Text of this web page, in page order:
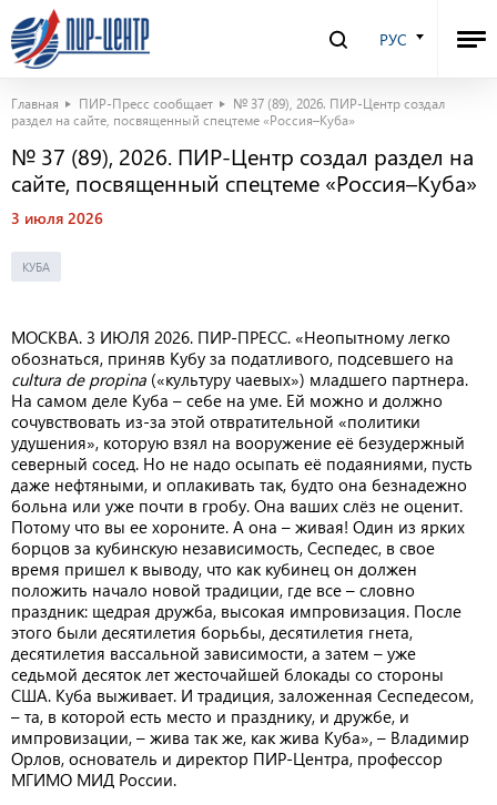
РУС
Главная ПИР-Пресс сообщает
№ 37 (89), 2026. ПИР-Центр создал
раздел на сайте, посвященный спецтеме «Россия–Куба»
№ 37 (89), 2026. ПИР-Центр создал раздел на
сайте, посвященный спецтеме «Россия–Куба»
3 июля 2026
КУБА
МОСКВА. 3 ИЮЛЯ 2026. ПИР-ПРЕСС. «Неопытному легко
обознаться, приняв Кубу за податливого, подсевшего на
cultura de propina («культуру чаевых») младшего партнера.
На самом деле Куба – себе на уме. Ей можно и должно
сочувствовать из-за этой отвратительной «политики
удушения», которую взял на вооружение её безудержный
северный сосед. Но не надо осыпать её подаяниями, пусть
даже нефтяными, и оплакивать так, будто она безнадежно
больна или уже почти в гробу. Она ваших слёз не оценит.
Потому что вы ее хороните. А она – живая! Один из ярких
борцов за кубинскую независимость, Сеспедес, в свое
время пришел к выводу, что как кубинец он должен
положить начало новой традиции, где все – словно
праздник: щедрая дружба, высокая импровизация. После
этого были десятилетия борьбы, десятилетия гнета,
десятилетия вассальной зависимости, а затем – уже
седьмой десяток лет жесточайшей блокады со стороны
США. Куба выживает. И традиция, заложенная Сеспедесом,
– та, в которой есть место и празднику, и дружбе, и
импровизации, – жива так же, как жива Куба», – Владимир
Орлов, основатель и директор ПИР-Центра, профессор
МГИМО МИД России.